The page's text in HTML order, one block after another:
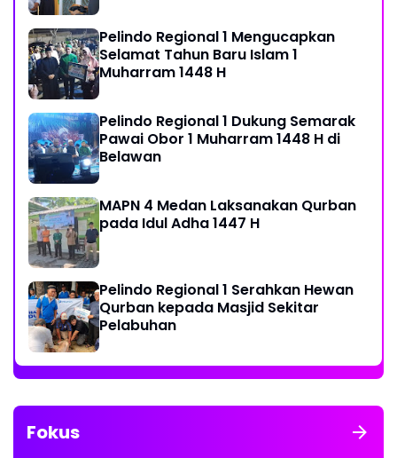
Pelindo Regional 1 Mengucapkan
Selamat Tahun Baru Islam 1
Muharram 1448 H
Pelindo Regional 1 Dukung Semarak
Pawai Obor 1 Muharram 1448 H di
Belawan
MAPN 4 Medan Laksanakan Qurban
pada Idul Adha 1447 H
Pelindo Regional 1 Serahkan Hewan
Qurban kepada Masjid Sekitar
Pelabuhan
Fokus